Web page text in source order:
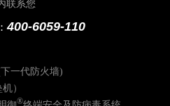
联系您
400-6059-110
一代防火墙)
）
®